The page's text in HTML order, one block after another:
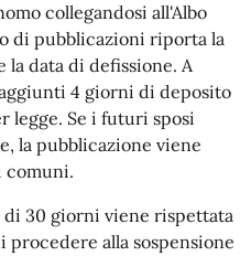
collegandosi all'Albo
di pubblicazioni riporta la
la data di defissione. A
4 giorni di deposito
legge. Se i futuri sposi
la pubblicazione viene
comuni.
30 giorni viene rispettata
procedere alla sospensione